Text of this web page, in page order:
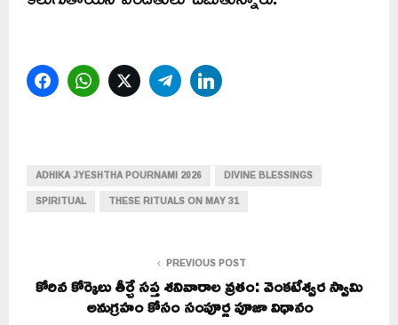
FacebookWhatsAppTwitterTelegram
ADHIKA JYESHTHA POURNAMI 2026
DIVINE BLESSINGS
SPIRITUAL
THESE RITUALS ON MAY 31
PREVIOUS POST
కోరిన కోర్కెలు తీర్చే సప్త శనివారాల వ్రతం: వెంకటేశ్వర స్వామి
అనుగ్రహం కోసం సంపూర్ణ పూజా విధానం